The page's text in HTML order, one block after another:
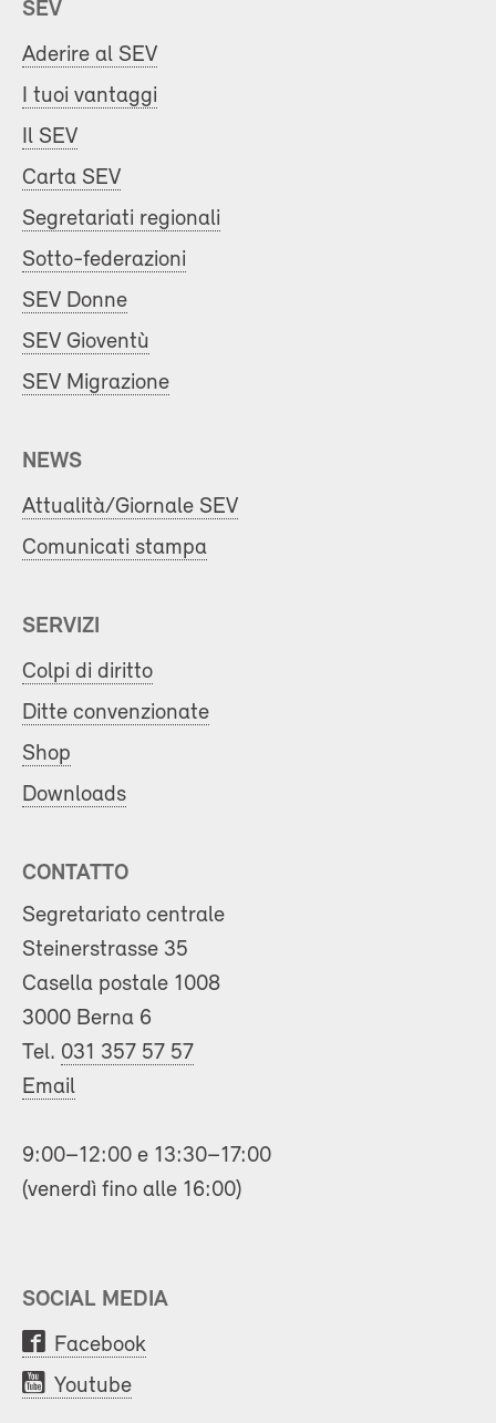
SEV
Aderire al SEV
I tuoi vantaggi
Il SEV
Carta SEV
Segretariati regionali
Sotto-federazioni
SEV Donne
SEV Gioventù
SEV Migrazione
NEWS
Attualità/Giornale SEV
Comunicati stampa
SERVIZI
Colpi di diritto
Ditte convenzionate
Shop
Downloads
CONTATTO
Segretariato centrale
Steinerstrasse 35
Casella postale 1008
3000 Berna 6
Tel. 031 357 57 57
Email
9:00–12:00 e 13:30–17:00
(venerdì fino alle 16:00)
SOCIAL MEDIA
Facebook
Youtube